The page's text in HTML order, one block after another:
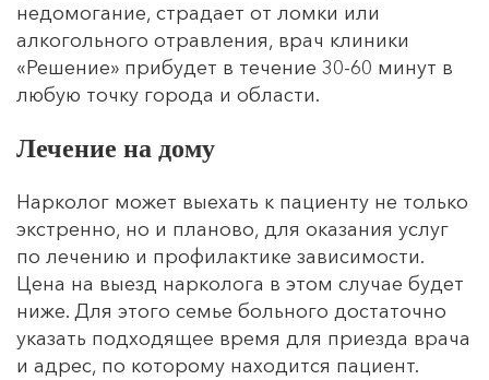
недомогание, страдает от ломки или
алкогольного отравления, врач клиники
«Решение» прибудет в течение 30-60 минут в
любую точку города и области.
Лечение на дому
Нарколог может выехать к пациенту не только
экстренно, но и планово, для оказания услуг
по лечению и профилактике зависимости.
Цена на выезд нарколога в этом случае будет
ниже. Для этого семье больного достаточно
указать подходящее время для приезда врача
и адрес, по которому находится пациент.